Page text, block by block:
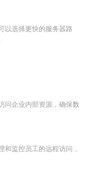
以选择更快的服务器路
问企业内部资源，确保数
和监控员工的远程访问，